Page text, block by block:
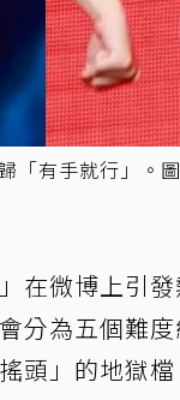
「有手就行」。
在微博上引
分為五個難
頭」的地獄